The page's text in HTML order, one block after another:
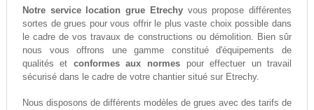
Notre service location grue Etrechyvous propose différentes
sortes de grues pour vous offrir le plus vaste choix possible dans
le cadre de vos travaux de constructions ou démolition. Bien sûr
nous vous offrons une gamme constitué d'équipements de
qualités et conformes aux normes pour effectuer un travail
sécurisé dans le cadre de votre chantier situé sur Etrechy.
Nous disposons de différents modèles de grues avec des tarifs de